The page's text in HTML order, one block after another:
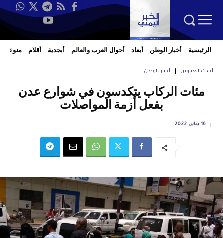
الرئيسية أخبار الوطن أبعاد أحوال العرب والعالم أبجدية أقلام منوعات
أحدث العناوين أخبار الوطن
مئات الركاب يتكدسون في شوارع عدن
بفعل أزمة المواصلات
16 يناير، 2022